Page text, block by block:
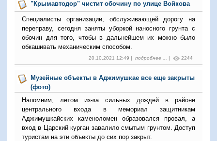
"Крымавтодор" чистит обочину по улице Войкова
Специалисты организации, обслуживающей дорогу на
переправу, сегодня заняты уборкой наносного грунта с
обочин для того, чтобы в дальнейшем их можно было
обкашивать механическим способом.
20.10.2021 12:49 | подробнее ... | 2244
Музейные объекты в Аджимушкае все еще закрыты
(фото)
Напомним, летом из-за сильных дождей в районе
центрального входа в мемориал защитникам
Аджимушкайских каменоломен образовался провал, а
вход в Царский курган завалило смытым грунтом. Доступ
туристам на эти объекты до сих пор закрыт.